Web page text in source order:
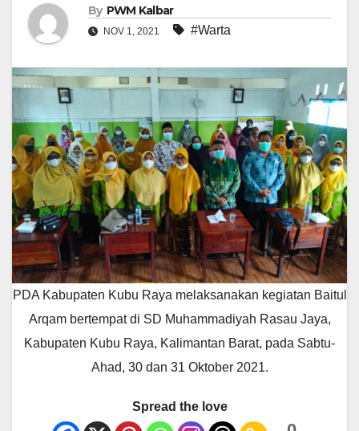
By PWM Kalbar
NOV 1, 2021 #Warta
PDA Kabupaten Kubu Raya melaksanakan kegiatan Baitul
Arqam bertempat di SD Muhammadiyah Rasau Jaya,
Kabupaten Kubu Raya, Kalimantan Barat, pada Sabtu-
Ahad, 30 dan 31 Oktober 2021.
Spread the love